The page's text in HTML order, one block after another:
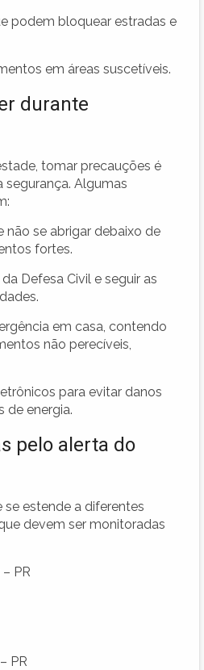
podem bloquear estradas e
em áreas suscetíveis.
durante
tomar precauções é
segurança. Algumas
não se abrigar debaixo de
fortes.
Defesa Civil e seguir as
em casa, contendo
não perecíveis,
para evitar danos
de energia.
pelo alerta do
estende a diferentes
devem ser monitoradas
PR
PR